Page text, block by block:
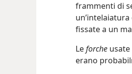
frammenti di
fissate a un
Leforche
erano